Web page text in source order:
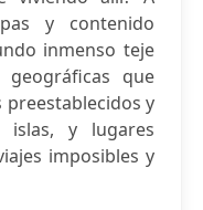
y contenido
inmenso teje
que
y
islas, y lugares
imposibles y